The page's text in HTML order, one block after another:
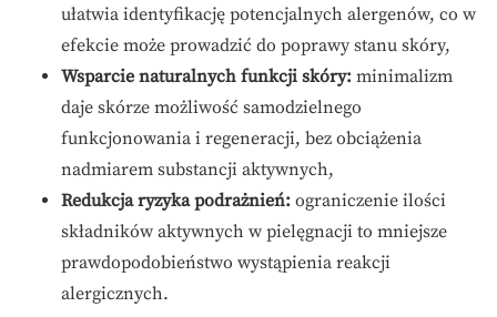
ułatwia identyfikację potencjalnych alergenów, co w
efekcie może prowadzić do poprawy stanu skóry,
Wsparcie naturalnych funkcji skóry: minimalizm
daje skórze możliwość samodzielnego
funkcjonowania i regeneracji, bez obciążenia
nadmiarem substancji aktywnych,
Redukcja ryzyka podrażnień: ograniczenie ilości
składników aktywnych w pielęgnacji to mniejsze
prawdopodobieństwo wystąpienia reakcji
alergicznych.